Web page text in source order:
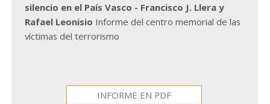
silencio en el País Vasco - Francisco J. Llera y
Rafael Leonisio Informe del centro memorial de las
víctimas del terrorismo
INFORME EN PDF